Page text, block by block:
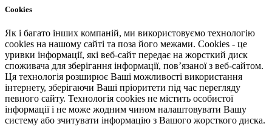
Cookies
Як і багато інших компаній, ми використовуємо технологію
cookies на нашому сайті та поза його межами. Cookies - це
уривки інформації, які веб-сайт передає на жорсткий диск
споживача для зберігання інформації, пов’язаної з веб-сайтом.
Ця технологія розширює Ваші можливості використання
інтернету, зберігаючи Ваші пріоритети під час перегляду
певного сайту. Технологія cookies не містить особистої
інформації і не може жодним чином налаштовувати Вашу
систему або зчитувати інформацію з Вашого жорсткого диска.